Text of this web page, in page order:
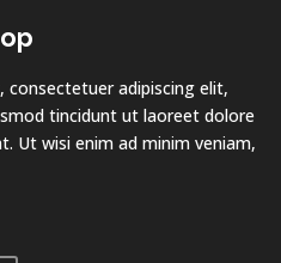
adipiscing elit,
tincidunt ut laoreet dolore
Ut wisi enim ad minim veniam,